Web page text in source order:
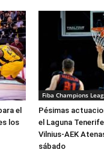
el
los
Fiba Champions
Pésimas
el Laguna
Vilnius-AEK
sábado